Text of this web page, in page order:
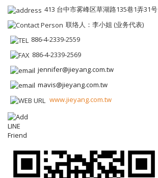
413 台中市雾峰区草湖路135巷1弄31号
联络人：李小姐 (业务代表)
886-4-2339-2559
886-4-2339-2569
jennifer@jieyang.com.tw
mavis@jieyang.com.tw
www.jieyang.com.tw